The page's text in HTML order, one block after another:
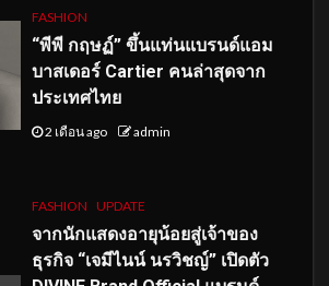
FASHION
“พีพี กฤษฏ์” ขึ้นแท่นแบรนด์แอม
บาสเดอร์ Cartier คนล่าสุดจาก
ประเทศไทย
2 เดือน ago admin
FASHION UPDATE
จากนักแสดงอายุน้อยสู่เจ้าของ
ธุรกิจ “เจมีไนน์ นรวิชญ์” เปิดตัว